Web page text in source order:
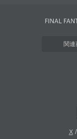
関連
X/